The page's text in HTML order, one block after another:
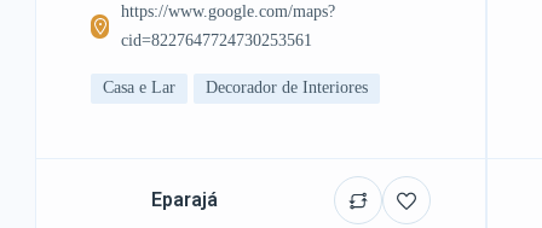
https://www.google.com/maps?
cid=8227647724730253561
Casa e Lar Decorador de Interiores
Eparajá